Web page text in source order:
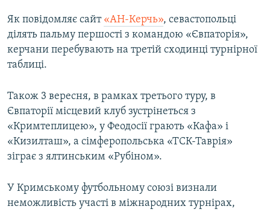
Як повідомляє сайт «АН-Керчь», севастопольці
ділять пальму першості з командою «Євпаторія»,
керчани перебувають на третій сходинці турнірної
таблиці.
Також 3 вересня, в рамках третього туру, в
Євпаторії місцевий клуб зустрінеться з
«Кримтеплицею», у Феодосії грають «Кафа» і
«Кизилташ», а сімферопольська «ТСК-Таврія»
зіграє з ялтинським «Рубіном».
У Кримському футбольному союзі визнали
неможливість участі в міжнародних турнірах,